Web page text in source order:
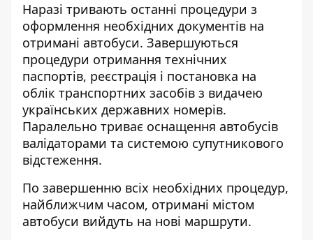
Наразі тривають останні процедури з
оформлення необхідних документів на
отримані автобуси. Завершуються
процедури отримання технічних
паспортів, реєстрація і постановка на
облік транспортних засобів з видачею
українських державних номерів.
Паралельно триває оснащення автобусів
валідаторами та системою супутникового
відстеження.
По завершенню всіх необхідних процедур,
найближчим часом, отримані містом
автобуси вийдуть на нові маршрути.